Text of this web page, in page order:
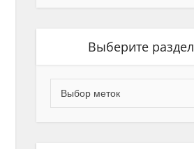
Выберите раздел